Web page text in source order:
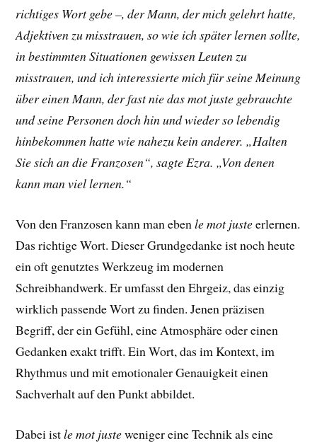
richtiges Wort gebe –, der Mann, der mich gelehrt hatte,
Adjektiven zu misstrauen, so wie ich später lernen sollte,
in bestimmten Situationen gewissen Leuten zu
misstrauen, und ich interessierte mich für seine Meinung
über einen Mann, der fast nie das mot juste gebrauchte
und seine Personen doch hin und wieder so lebendig
hinbekommen hatte wie nahezu kein anderer. „Halten
Sie sich an die Franzosen“, sagte Ezra. „Von denen
kann man viel lernen.“
Von den Franzosen kann man ebenle mot justeerlernen.
Das richtige Wort. Dieser Grundgedanke ist noch heute
ein oft genutztes Werkzeug im modernen
Schreibhandwerk. Er umfasst den Ehrgeiz, das einzig
wirklich passende Wort zu finden. Jenen präzisen
Begriff, der ein Gefühl, eine Atmosphäre oder einen
Gedanken exakt trifft. Ein Wort, das im Kontext, im
Rhythmus und mit emotionaler Genauigkeit einen
Sachverhalt auf den Punkt abbildet.
Dabei istle mot justeweniger eine Technik als eine